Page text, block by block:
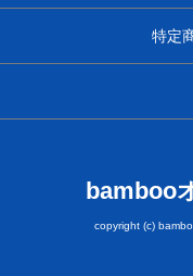
特定
bamboo
copyright (c)